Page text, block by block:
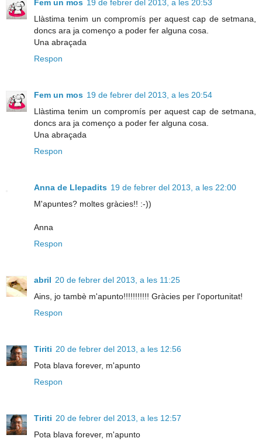
Fem un mos 19 de febrer del 2013, a les 20:53
Llàstima tenim un compromís per aquest cap de setmana,
doncs ara ja començo a poder fer alguna cosa.
Una abraçada
Respon
Fem un mos 19 de febrer del 2013, a les 20:54
Llàstima tenim un compromís per aquest cap de setmana,
doncs ara ja començo a poder fer alguna cosa.
Una abraçada
Respon
Anna de Llepadits 19 de febrer del 2013, a les 22:00
M'apuntes? moltes gràcies!! :-))
Anna
Respon
abril 20 de febrer del 2013, a les 11:25
Ains, jo tambè m'apunto!!!!!!!!!!! Gràcies per l'oportunitat!
Respon
Tiriti 20 de febrer del 2013, a les 12:56
Pota blava forever, m'apunto
Respon
Tiriti 20 de febrer del 2013, a les 12:57
Pota blava forever, m'apunto